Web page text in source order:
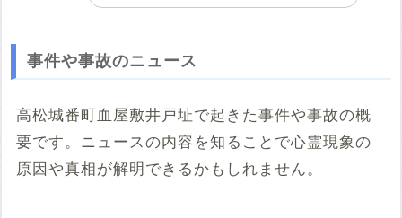
事件や事故のニュース
高松城番町血屋敷井戸址で起きた事件や事故の概
要です。ニュースの内容を知ることで心霊現象の
原因や真相が解明できるかもしれません。